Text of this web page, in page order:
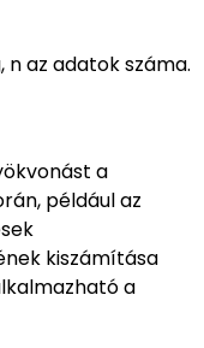
n az adatok száma.
a
például az
kiszámítása
a